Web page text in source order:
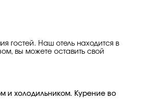
гостей. Наш отель находится в
вы можете оставить свой
и холодильником. Курение во